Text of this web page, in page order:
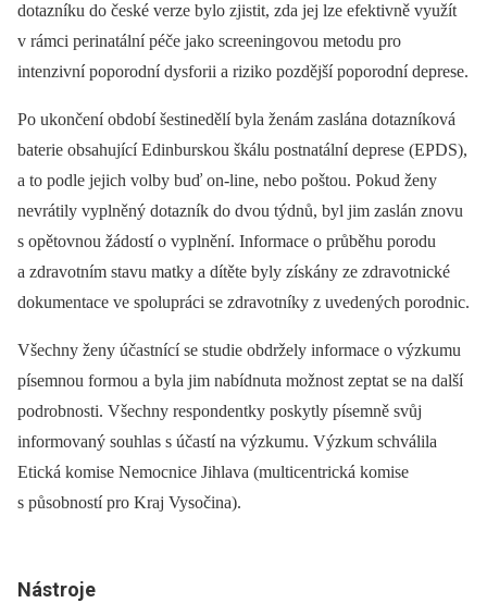
dotazníku do české verze bylo zjistit, zda jej lze efektivně využít
v rámci perinatální péče jako screeningovou metodu pro
intenzivní poporodní dysforii a riziko pozdější poporodní deprese.
Po ukončení období šestinedělí byla ženám zaslána dotazníková
baterie obsahující Edinburskou škálu postnatální deprese (EPDS),
a to podle jejich volby buď on-line, nebo poštou. Pokud ženy
nevrátily vyplněný dotazník do dvou týdnů, byl jim zaslán znovu
s opětovnou žádostí o vyplnění. Informace o průběhu porodu
a zdravotním stavu matky a dítěte byly získány ze zdravotnické
dokumentace ve spolupráci se zdravotníky z uvedených porodnic.
Všechny ženy účastnící se studie obdržely informace o výzkumu
písemnou formou a byla jim nabídnuta možnost zeptat se na další
podrobnosti. Všechny respondentky poskytly písemně svůj
informovaný souhlas s účastí na výzkumu. Výzkum schválila
Etická komise Nemocnice Jihlava (multicentrická komise
s působností pro Kraj Vysočina).
Nástroje